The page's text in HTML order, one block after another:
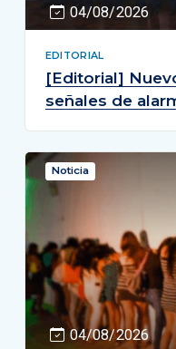
04/08/2026
EDITORIAL
[Editorial]
señales de
Noticia
04/08/2026